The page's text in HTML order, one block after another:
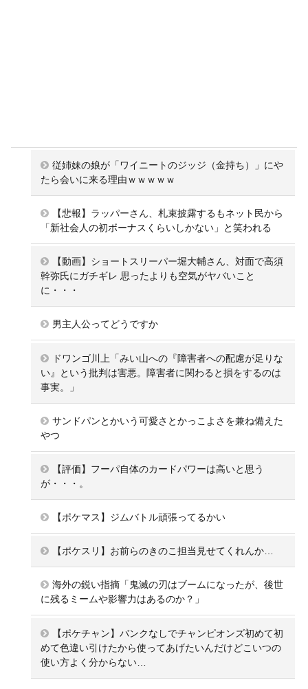
従姉妹の娘が「ワイニートのジッジ（金持ち）」にや
たら会いに来る理由ｗｗｗｗｗ
【悲報】ラッパーさん、札束披露するもネット民から
「新社会人の初ボーナスくらいしかない」と笑われる
【動画】ショートスリーパー堀大輔さん、対面で高須
幹弥氏にガチギレ 思ったよりも空気がヤバいこと
に・・・
男主人公ってどうですか
ドワンゴ川上「みい山への『障害者への配慮が足りな
い』という批判は害悪。障害者に関わると損をするのは
事実。」
サンドパンとかいう可愛さとかっこよさを兼ね備えた
やつ
【評価】フーパ自体のカードパワーは高いと思う
が・・・。
【ポケマス】ジムバトル頑張ってるかい
【ポケスリ】お前らのきのこ担当見せてくれんか…
海外の鋭い指摘「鬼滅の刃はブームになったが、後世
に残るミームや影響力はあるのか？」
【ポケチャン】バンクなしでチャンピオンズ初めて初
めて色違い引けたから使ってあげたいんだけどこいつの
使い方よく分からない…